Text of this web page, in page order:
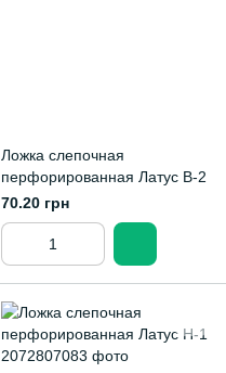
Ложка слепочная
перфорированная Латус В-2
70.20 грн